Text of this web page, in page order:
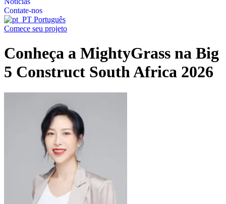
Contate-nos
Português
Comece seu projeto
Conheça a MightyGrass na Big
5 Construct South Africa 2026